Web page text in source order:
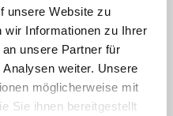
unsere Website zu
wir Informationen zu Ihrer
unsere Partner für
weiter. Unsere
möglicherweise mit
Sie ihnen bereitgestellt
Melle, einst
hat in der
Bonn sechs Jahre
Stück " Bilder von